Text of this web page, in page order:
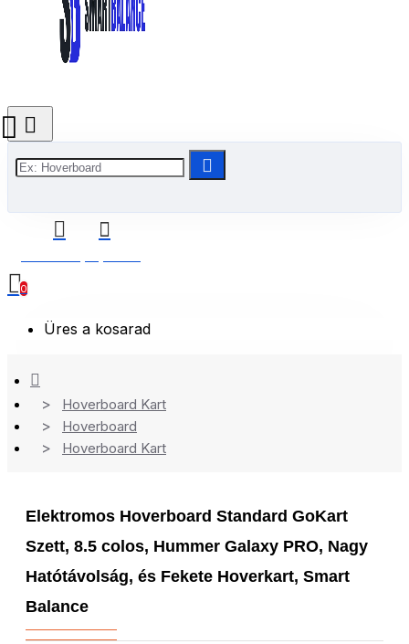
0
Üres a kosarad
Hoverboard Kart
Hoverboard
Hoverboard Kart
Elektromos Hoverboard Standard GoKart
Szett, 8.5 colos, Hummer Galaxy PRO, Nagy
Hatótávolság, és Fekete Hoverkart, Smart
Balance